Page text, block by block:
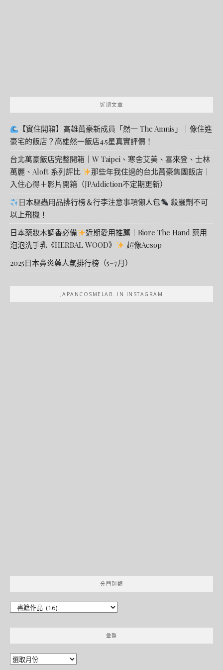
近期文章
【實住開箱】高雄萬豪新成員「然一 The Amnis」｜像住進
豪宅的飯店？高雄然一飯店4.5星真實評價！
台北萬豪飯店完整開箱｜W Taipei、寒舍艾美、喜來登、士林
萬麗、Aloft 系列評比
那些年我住過的台北萬豪集團飯店｜
入住心得＋影片開箱（JPAddiction不定期更新）
日本驅蟲用品排行榜＆行李注意事項懶人包
殺蟲劑不可
以上飛機！
日本藥妝木調香必備
近期愛用推薦｜Biore The Hand 藥用
泡泡洗手乳《HERBAL WOOD》
超像Aesop
2025日本鼻炎藥人氣排行榜（5–7月）
JAPANCOSMELAB. IN INSTAGRAM
分門別類
別
彙整
彙